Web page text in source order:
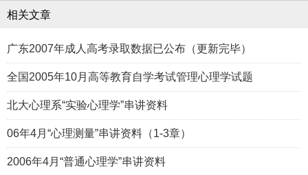
相关文章
广东2007年成人高考录取数据已公布（更新完毕）
全国2005年10月高等教育自学考试管理心理学试题
北大心理系“实验心理学”串讲资料
06年4月“心理测量”串讲资料（1-3章）
2006年4月“普通心理学”串讲资料